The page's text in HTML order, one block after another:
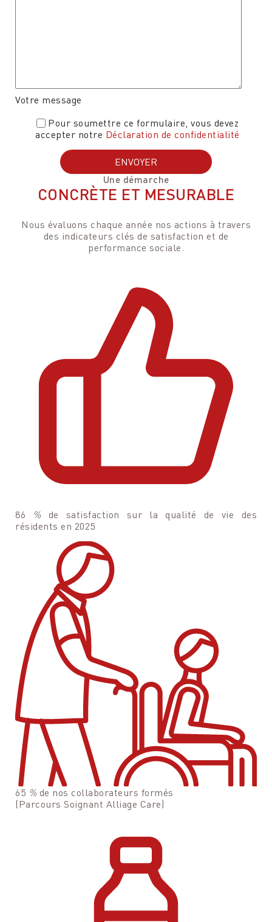
Votre message
Pour soumettre ce formulaire, vous devez
accepter notre Déclaration de confidentialité
Une démarche
CONCRÈTE ET MESURABLE
Nous évaluons chaque année nos actions à travers
des indicateurs clés de satisfaction et de
performance sociale.
86 % de satisfaction sur la qualité de vie des
résidents en 2025
65 % de nos collaborateurs formés
(Parcours Soignant Alliage Care)
Programmer une visite